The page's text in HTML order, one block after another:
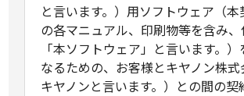
と言います。）用ソフトウェア（
の各マニュアル、印刷物等を含み
「本ソフトウェア」と言います。
なるための、お客様とキヤノン株
キヤノンと言います。）との間の契